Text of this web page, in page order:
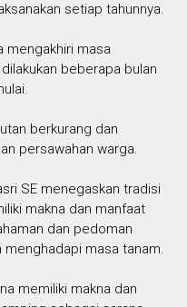
setiap tahunnya.
mengakhiri masa
beberapa bulan
berkurang dan
persawahan warga.
SE menegaskan tradisi
makna dan manfaat
dan pedoman
masa tanam.
memiliki makna dan